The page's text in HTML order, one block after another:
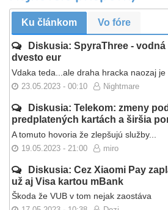
Ku článkom Vo fóre
Diskusia: SpyraThree -
dvesto eur
Vdaka teda...ale draha hracka naozaj je
23.05.2023 - 00:10 Nightmare
Diskusia: Telekom: zmeny
predplatených kartách a širšia
A tomuto hovoria že zlepšujú služby...
19.05.2023 - 21:00 miro
Diskusia: Cez Xiaomi Pay
už aj Visa kartou mBank
Škoda že VUB v tom nejak zaostáva